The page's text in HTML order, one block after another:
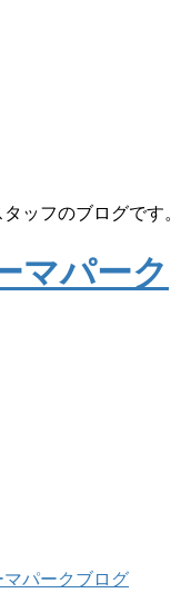
ッフのブログです。
マパーク
パークブログ